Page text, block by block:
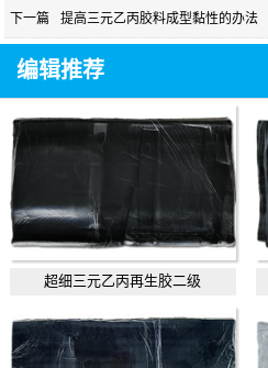
下一篇
提高三元乙丙胶料成型黏性的办法
编辑推荐
超细三元乙丙再生胶二级